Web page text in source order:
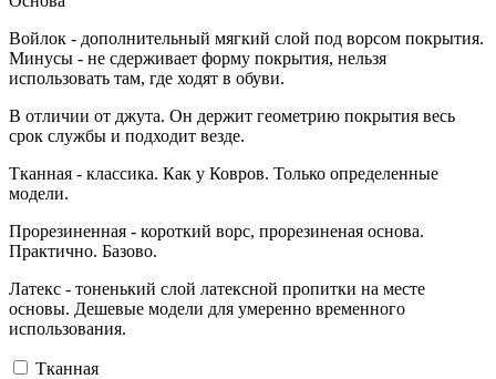
Войлок - дополнительный мягкий слой под ворсом покрытия.
Минусы - не сдерживает форму покрытия, нельзя
использовать там, где ходят в обуви.
В отличии от джута. Он держит геометрию покрытия весь
срок службы и подходит везде.
Тканная - классика. Как у Ковров. Только определенные
модели.
Прорезиненная - короткий ворс, прорезиненая основа.
Практично. Базово.
Латекс - тоненький слой латексной пропитки на месте
основы. Дешевые модели для умеренно временного
использования.
Тканная